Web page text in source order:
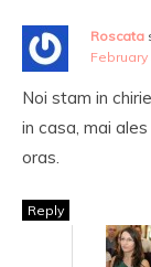
Roscata
February
Noi stam in
in casa, mai
oras.
Reply